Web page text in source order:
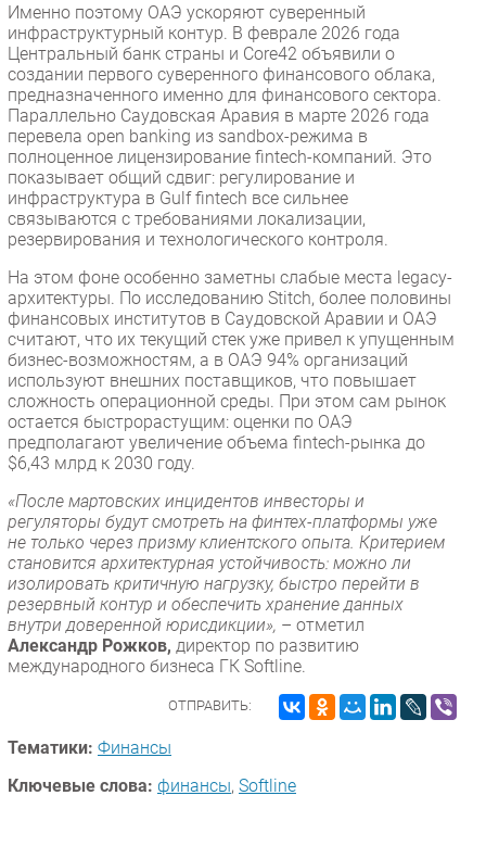
Проекты
IT класс
Тестовый стенд
Каталог компаний
Именно поэтому ОАЭ ускоряют суверенный
инфраструктурный контур. В феврале 2026 года
Центральный банк страны и Core42 объявили о
создании первого суверенного финансового облака,
предназначенного именно для финансового сектора.
Параллельно Саудовская Аравия в марте 2026 года
перевела open banking из sandbox-режима в
полноценное лицензирование fintech-компаний. Это
показывает общий сдвиг: регулирование и
инфраструктура в Gulf fintech все сильнее
связываются с требованиями локализации,
резервирования и технологического контроля.
На этом фоне особенно заметны слабые места legacy-
архитектуры. По исследованию Stitch, более половины
финансовых институтов в Саудовской Аравии и ОАЭ
считают, что их текущий стек уже привел к упущенным
бизнес-возможностям, а в ОАЭ 94% организаций
используют внешних поставщиков, что повышает
сложность операционной среды. При этом сам рынок
остается быстрорастущим: оценки по ОАЭ
предполагают увеличение объема fintech-рынка до
$6,43 млрд к 2030 году.
«После мартовских инцидентов инвесторы и
регуляторы будут смотреть на финтех-платформы уже
не только через призму клиентского опыта. Критерием
становится архитектурная устойчивость: можно ли
изолировать критичную нагрузку, быстро перейти в
резервный контур и обеспечить хранение данных
внутри доверенной юрисдикции», – отметил
Александр Рожков, директор по развитию
международного бизнеса ГК Softline.
ОТПРАВИТЬ:
Тематики: Финансы
Ключевые слова: финансы, Softline